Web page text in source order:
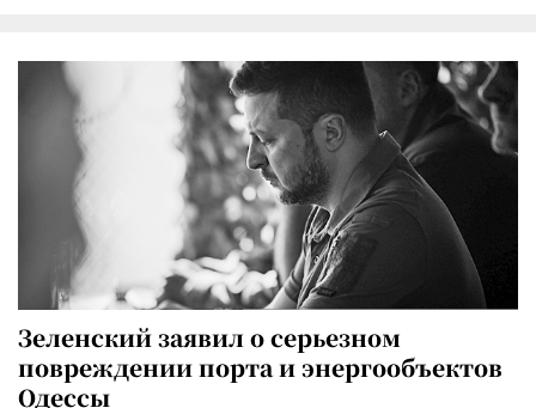
Зеленский заявил о серьезном
повреждении порта и энергообъектов
Одессы